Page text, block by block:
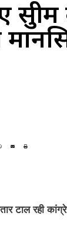
टाल रही